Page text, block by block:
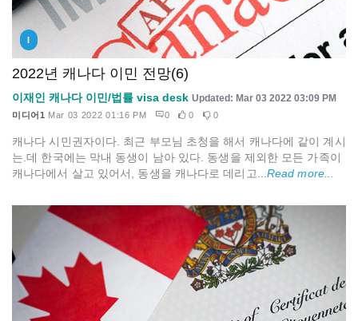
2022년 캐나다 이민 전망(6)
이재인 캐나다 이민/법률 visa desk Updated: Mar 03 2022 03:09 PM
미디어1 Mar 03 2022 01:16 PM 0 0 0
캐나다 시민권자이다. 최근 부모님 초청을 해서 캐나다에 같이 계시
는.데 한국에는 막내 동생이 남아 있다. 동생을 제외한 모든 가족이
캐나다에서 살고 있어서, 동생을 캐나다로 데리고... Read more...